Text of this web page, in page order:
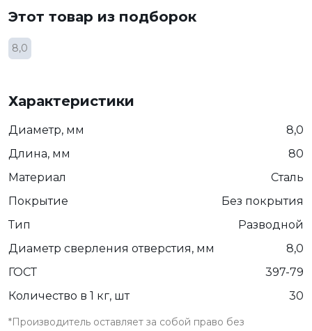
Этот товар из подборок
8,0
Характеристики
Диаметр, мм
8,0
Длина, мм
80
Материал
Сталь
Покрытие
Без покрытия
Тип
Разводной
Диаметр сверления отверстия, мм
8,0
ГОСТ
397-79
Количество в 1 кг, шт
30
*Производитель оставляет за собой право без